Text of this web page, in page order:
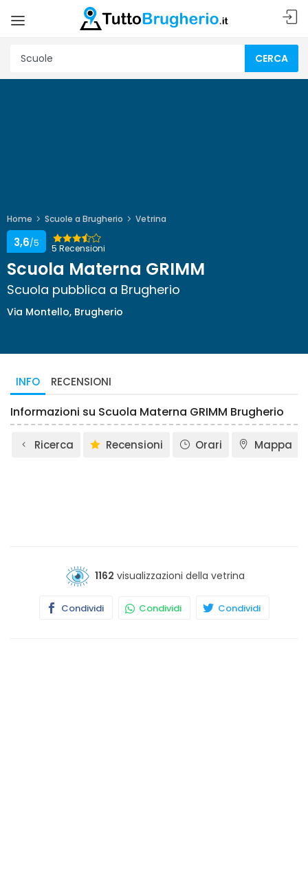
CERCA
Home Scuole a Brugherio Vetrina
5 Recensioni
3,6/5
Scuola Materna GRIMM
Scuola pubblica a Brugherio
Via Montello, Brugherio
INFO RECENSIONI
Informazioni su Scuola Materna GRIMM Brugherio
Ricerca Recensioni Orari Mappa
1162 visualizzazioni della vetrina
Condividi Condividi Condividi